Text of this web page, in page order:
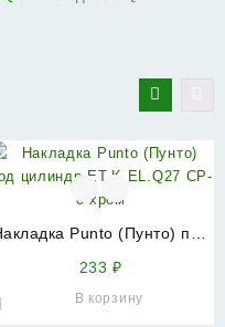
Punto (Пунто) под
хром
233₽
В корзину